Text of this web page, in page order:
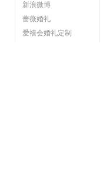
新浪微博
蔷薇婚礼
爱禧会婚礼定制